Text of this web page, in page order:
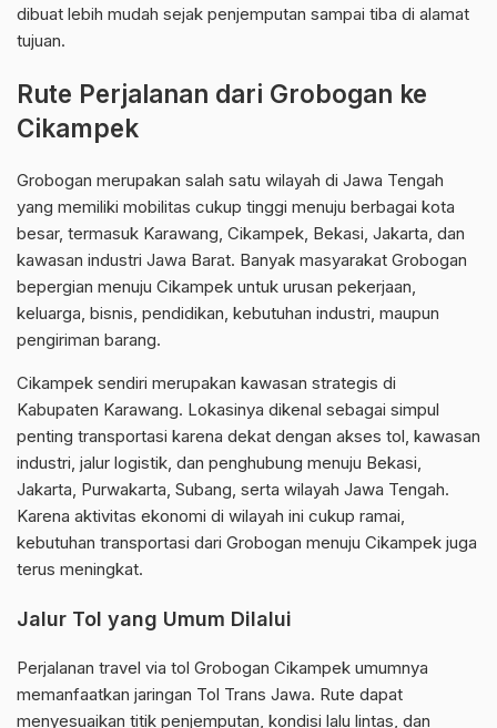
dibuat lebih mudah sejak penjemputan sampai tiba di alamat
tujuan.
Rute Perjalanan dari Grobogan ke
Cikampek
Grobogan merupakan salah satu wilayah di Jawa Tengah
yang memiliki mobilitas cukup tinggi menuju berbagai kota
besar, termasuk Karawang, Cikampek, Bekasi, Jakarta, dan
kawasan industri Jawa Barat. Banyak masyarakat Grobogan
bepergian menuju Cikampek untuk urusan pekerjaan,
keluarga, bisnis, pendidikan, kebutuhan industri, maupun
pengiriman barang.
Cikampek sendiri merupakan kawasan strategis di
Kabupaten Karawang. Lokasinya dikenal sebagai simpul
penting transportasi karena dekat dengan akses tol, kawasan
industri, jalur logistik, dan penghubung menuju Bekasi,
Jakarta, Purwakarta, Subang, serta wilayah Jawa Tengah.
Karena aktivitas ekonomi di wilayah ini cukup ramai,
kebutuhan transportasi dari Grobogan menuju Cikampek juga
terus meningkat.
Jalur Tol yang Umum Dilalui
Perjalanan travel via tol Grobogan Cikampek umumnya
memanfaatkan jaringan Tol Trans Jawa. Rute dapat
menyesuaikan titik penjemputan, kondisi lalu lintas, dan